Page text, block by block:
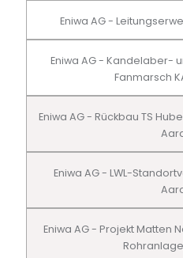
Eniwa AG -
Eniwa AG - Kandelaber-
Fanmarsch
Eniwa AG - Rückbau TS
Eniwa AG - LWL-
Eniwa AG - Projekt Matten